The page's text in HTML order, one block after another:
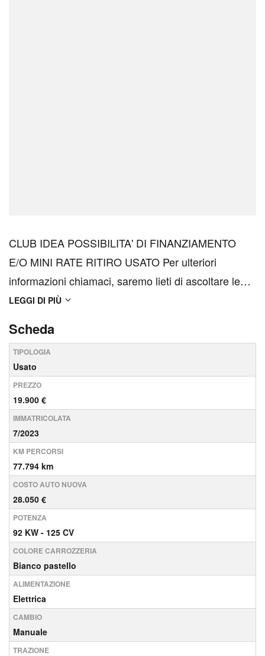
CLUB IDEA POSSIBILITA' DI FINANZIAMENTO
E/O MINI RATE RITIRO USATO Per ulteriori
informazioni chiamaci, saremo lieti di ascoltare le
vostre esigenze e consigliarvi al meglio per il vostro
s' impegni ad inserire nei propri annunci i dati più
corretta...
LEGGI DI PIÙ
Scheda
TIPOLOGIA
Usato
PREZZO
19.900 €
IMMATRICOLATA
7/2023
KM PERCORSI
77.794 km
COSTO AUTO NUOVA
28.050 €
POTENZA
92 KW - 125 CV
COLORE CARROZZERIA
Bianco pastello
ALIMENTAZIONE
Elettrica
CAMBIO
Manuale
TRAZIONE